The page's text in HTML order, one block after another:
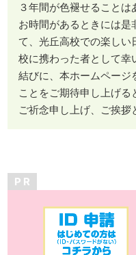
３年間が色褪せることは
お時間があるときには是
て、光丘高校での楽しい
校に携わった者として幸
結びに、本ホームページ
ことをご期待申し上げ
ご祈念申し上げ、ご挨拶
P R